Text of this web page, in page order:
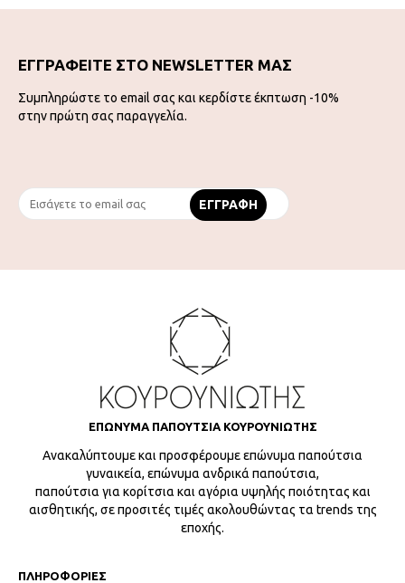
ΕΓΓΡΑΦΕΙΤΕ ΣΤΟ NEWSLETTER ΜΑΣ
Συμπληρώστε το email σας και κερδίστε έκπτωση -10%
στην πρώτη σας παραγγελία.
ΕΠΩΝΥΜΑ ΠΑΠΟΥΤΣΙΑ ΚΟΥΡΟΥΝΙΩΤΗΣ
Ανακαλύπτουμε και προσφέρουμε επώνυμα παπούτσια
γυναικεία, επώνυμα ανδρικά παπούτσια,
παπούτσια για κορίτσια και αγόρια υψηλής ποιότητας και
αισθητικής, σε προσιτές τιμές ακολουθώντας τα trends της
εποχής.
ΠΛΗΡΟΦΟΡΙΕΣ